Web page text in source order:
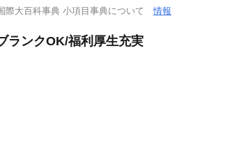
際大百科事典 小項目事典について情報
ランクOK/福利厚生充実